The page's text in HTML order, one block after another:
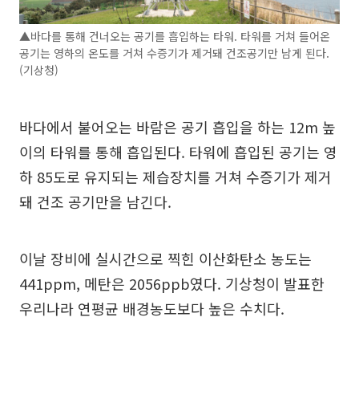
▲바다를 통해 건너오는 공기를 흡입하는 타워. 타워를 거쳐 들어온
공기는 영하의 온도를 거쳐 수증기가 제거돼 건조공기만 남게 된다.
(기상청)
바다에서 불어오는 바람은 공기 흡입을 하는 12m 높
이의 타워를 통해 흡입된다. 타워에 흡입된 공기는 영
하 85도로 유지되는 제습장치를 거쳐 수증기가 제거
돼 건조 공기만을 남긴다.
이날 장비에 실시간으로 찍힌 이산화탄소 농도는
441ppm, 메탄은 2056ppb였다. 기상청이 발표한
우리나라 연평균 배경농도보다 높은 수치다.